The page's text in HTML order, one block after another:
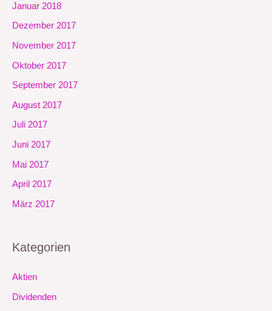
Januar 2018
Dezember 2017
November 2017
Oktober 2017
September 2017
August 2017
Juli 2017
Juni 2017
Mai 2017
April 2017
März 2017
Kategorien
Aktien
Dividenden